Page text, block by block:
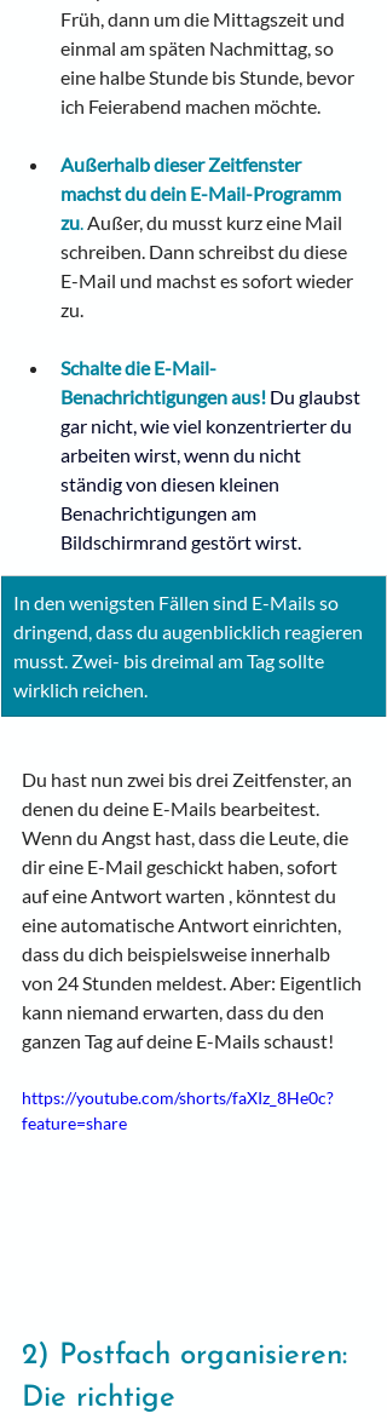
Früh, dann um die Mittagszeit und
einmal am späten Nachmittag, so
eine halbe Stunde bis Stunde, bevor
ich Feierabend machen möchte.
Außerhalb dieser Zeitfenster
machst du dein E-Mail-Programm
zu Außer, du musst kurz eine Mail
schreiben. Dann schreibst du diese
E-Mail und machst es sofort wieder
zu.
Schalte die E-Mail-
Benachrichtigungen aus! Du glaubst
gar nicht, wie viel konzentrierter du
arbeiten wirst, wenn du nicht
ständig von diesen kleinen
Benachrichtigungen am
Bildschirmrand gestört wirst.
In den wenigsten Fällen sind E-Mails so
dringend, dass du augenblicklich reagieren
musst. Zwei- bis dreimal am Tag sollte
wirklich reichen.
Du hast nun zwei bis drei Zeitfenster, an
denen du deine E-Mails bearbeitest.
Wenn du Angst hast, dass die Leute, die
dir eine E-Mail geschickt haben, sofort
auf eine Antwort warten , könntest du
eine automatische Antwort einrichten,
dass du dich beispielsweise innerhalb
von 24 Stunden meldest. Aber: Eigentlich
kann niemand erwarten, dass du den
ganzen Tag auf deine E-Mails schaust!
https://youtube.com/shorts/faXIz_8He0c?
feature=share
2) Postfach organisieren:
Die richtige